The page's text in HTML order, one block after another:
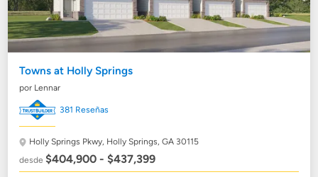
Towns at Holly Springs
por Lennar
381 Reseñas
Holly Springs Pkwy, Holly Springs, GA 30115
desde$404,900 - $437,399